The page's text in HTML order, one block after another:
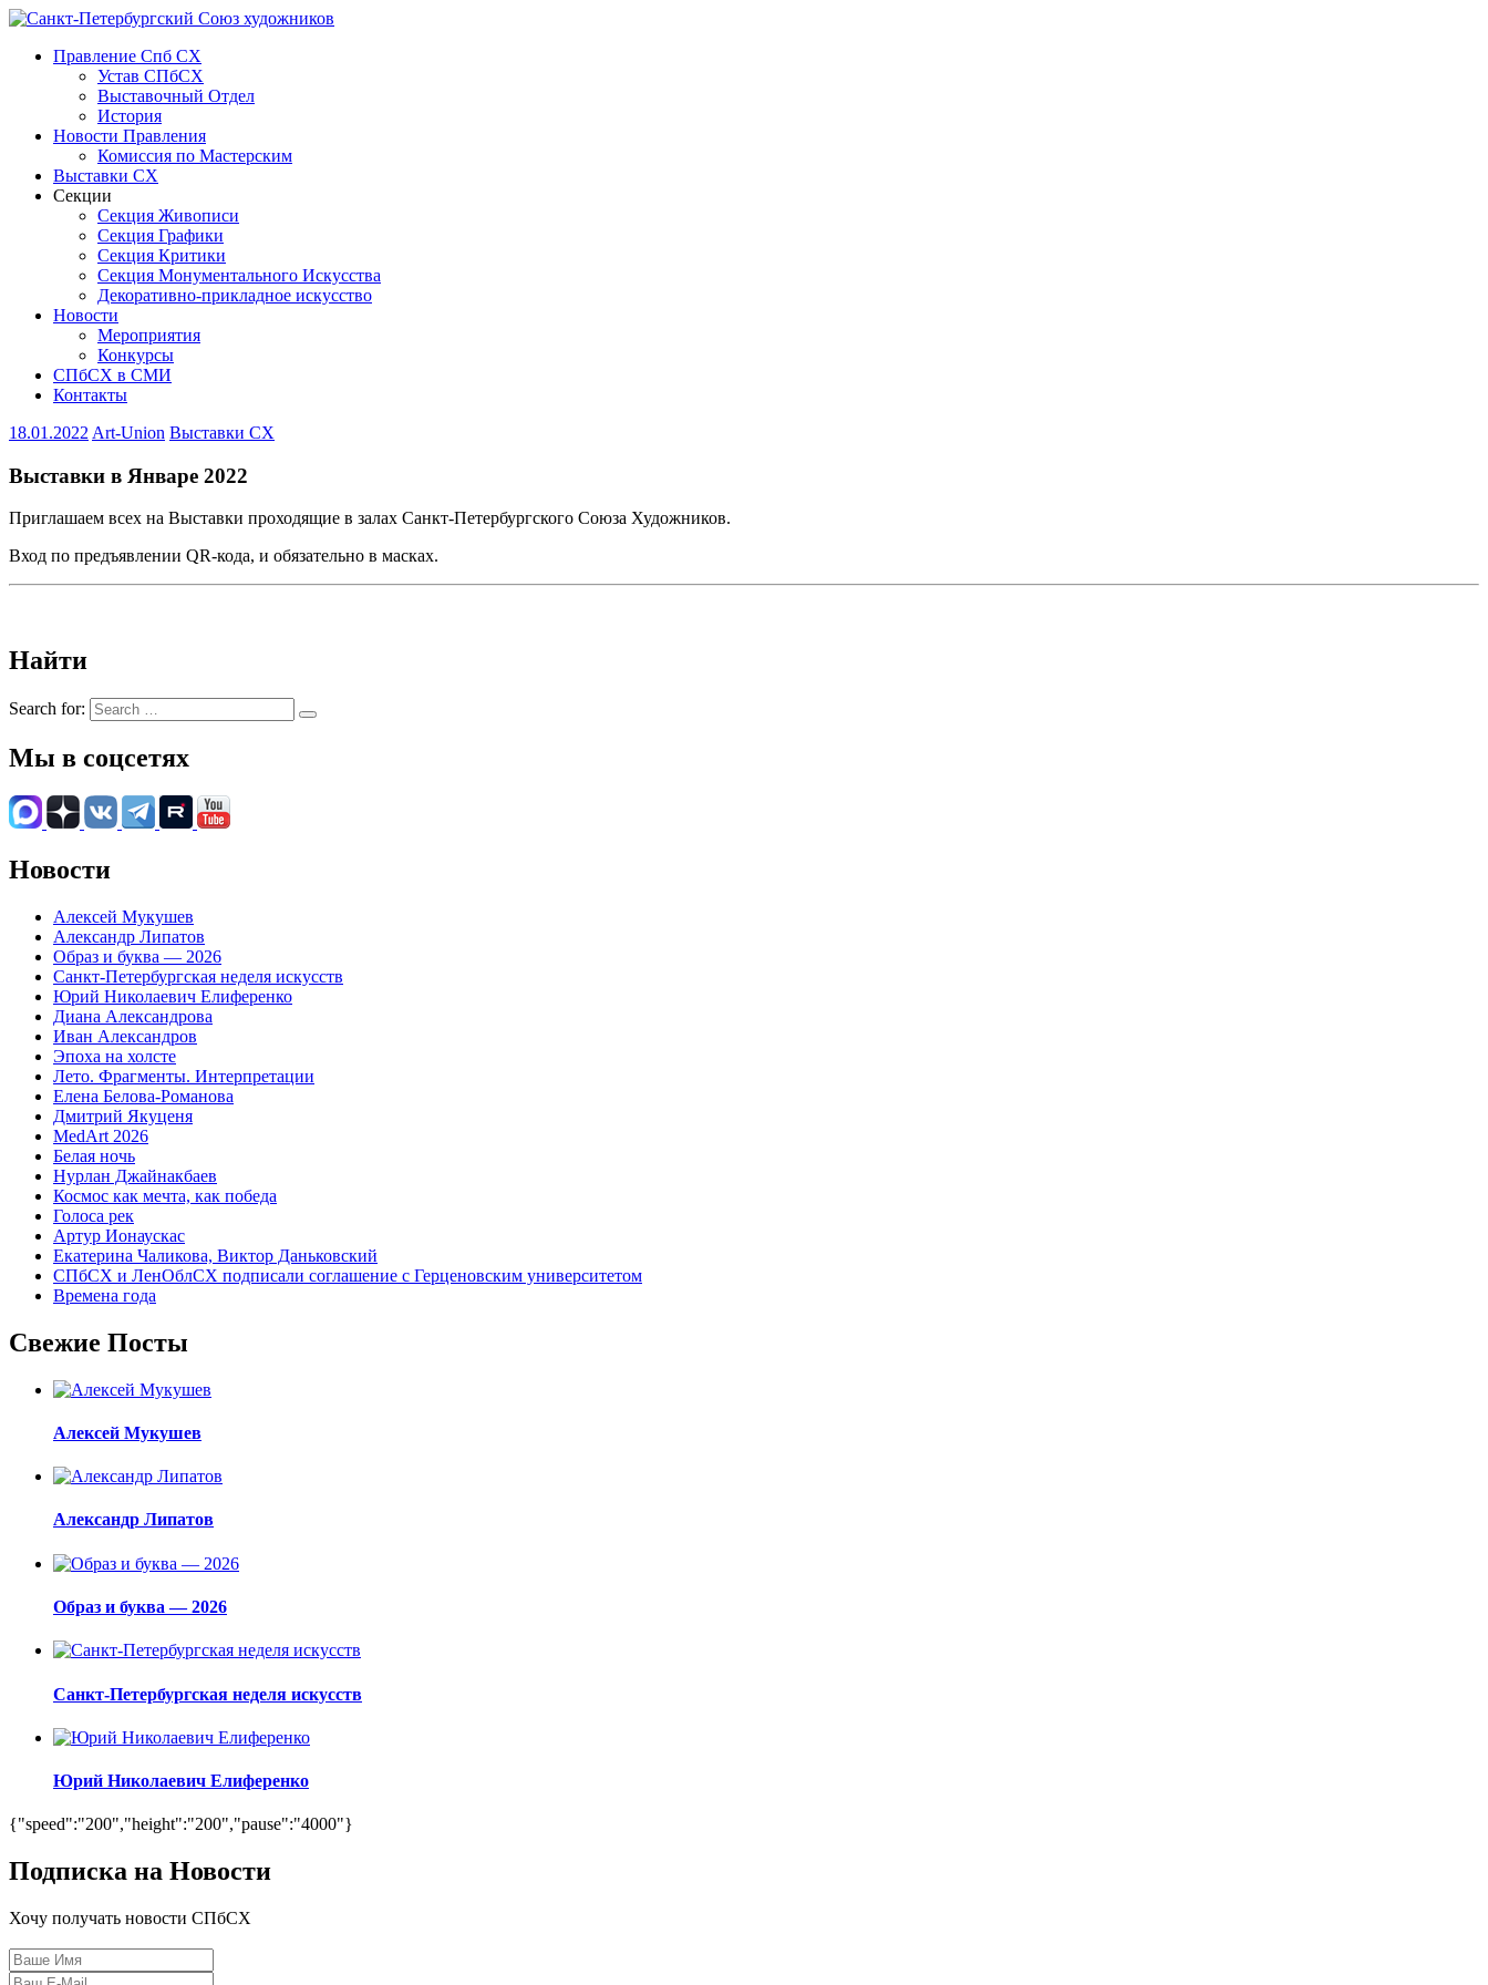
Правление Спб СХ
Устав СПбСХ
Выставочный Отдел
История
Новости Правления
Комиссия по Мастерским
Выставки СХ
Секции
Секция Живописи
Секция Графики
Секция Критики
Секция Монументального Искусства
Декоративно-прикладное искусство
Новости
Мероприятия
Конкурсы
СПбСХ в СМИ
Контакты
18.01.2022 Art-Union Выставки СХ
Выставки в Январе 2022
Приглашаем всех на Выставки проходящие в залах Санкт-Петербургского Союза Художников.
Вход по предъявлении QR-кода, и обязательно в масках.
Найти
Search for:
Мы в соцсетях
Новости
Алексей Мукушев
Александр Липатов
Образ и буква — 2026
Санкт-Петербургская неделя искусств
Юрий Николаевич Елиференко
Диана Александрова
Иван Александров
Эпоха на холсте
Лето. Фрагменты. Интерпретации
Елена Белова-Романова
Дмитрий Якуценя
MedArt 2026
Белая ночь
Нурлан Джайнакбаев
Космос как мечта, как победа
Голоса рек
Артур Ионаускас
Екатерина Чаликова, Виктор Даньковский
СПбСХ и ЛенОблСХ подписали соглашение с Герценовским университетом
Времена года
Свежие Посты
Алексей Мукушев
Александр Липатов
Образ и буква — 2026
Санкт-Петербургская неделя искусств
Юрий Николаевич Елиференко
{"speed":"200","height":"200","pause":"4000"}
Подписка на Новости
Хочу получать новости СПбСХ